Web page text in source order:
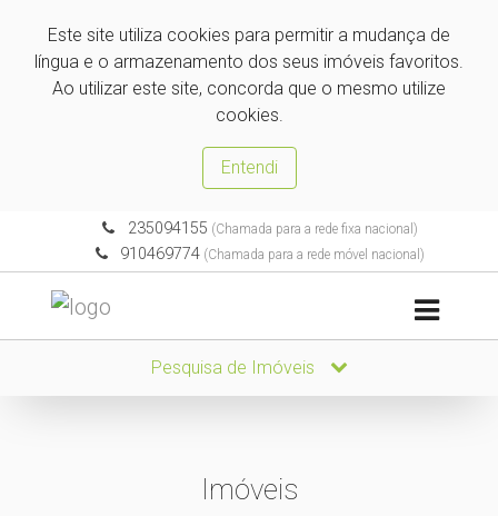
Este site utiliza cookies para permitir a mudança de
língua e o armazenamento dos seus imóveis favoritos.
Ao utilizar este site, concorda que o mesmo utilize
cookies.
Entendi
235094155 (Chamada para a rede fixa nacional)
910469774 (Chamada para a rede móvel nacional)
Pesquisa de Imóveis
Imóveis